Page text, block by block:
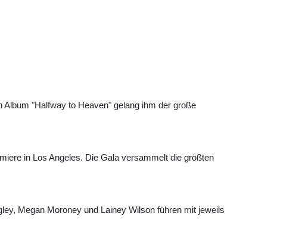
"Halfway to Heaven" gelang ihm der große
in Los Angeles. Die Gala versammelt die größten
Megan Moroney und Lainey Wilson führen mit jeweils